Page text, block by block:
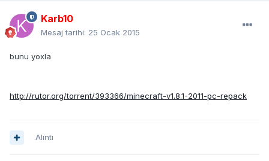
Karb10
Mesaj tarihi: 25 Ocak 2015
bunu yoxla
http://rutor.org/torrent/393366/minecraft-v1.8.1-2011-pc-repack
Alıntı